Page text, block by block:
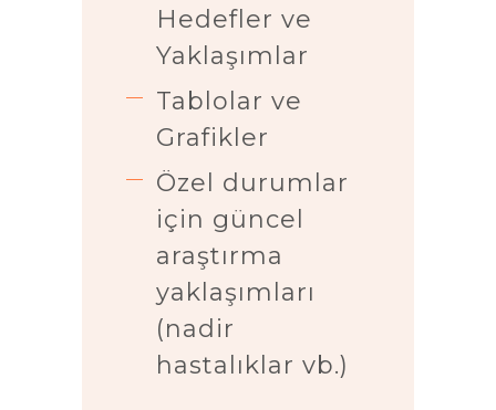
Hedefler ve
Yaklaşımlar
Tablolar ve
Grafikler
Özel durumlar
için güncel
araştırma
yaklaşımları
(nadir
hastalıklar vb.)